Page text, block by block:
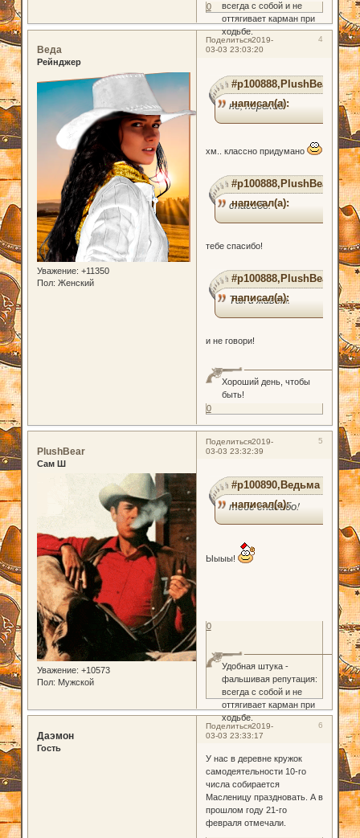
всегда с собой и не
оттягивает карман при
ходьбе.
0
Поделиться 4
2019-
03-03 23:03:20
Веда
Рейнджер
Уважение: +11350
Пол: Женский
#p100888,PlushBear
написал(а):
не, переход.
хм.. классно придумано
#p100888,PlushBear
написал(а):
спасибо!
тебе спасибо!
#p100888,PlushBear
написал(а):
Так и живем.
и не говори!
Хороший день, чтобы
быть!
0
Поделиться 5
2019-
03-03 23:32:39
PlushBear
Сам Ш
Уважение: +10573
Пол: Мужской
#p100890,Ведьма
написал(а):
тебе спасибо!
Ыыыы!
Удобная штука -
фальшивая репутация:
всегда с собой и не
оттягивает карман при
ходьбе.
0
Поделиться 6
2019-
03-03 23:33:17
Даэмон
Гость
У нас в деревне кружок
самодеятельности 10-го
числа собирается
Масленицу праздновать. А в
прошлом году 21-го
февраля отмечали.